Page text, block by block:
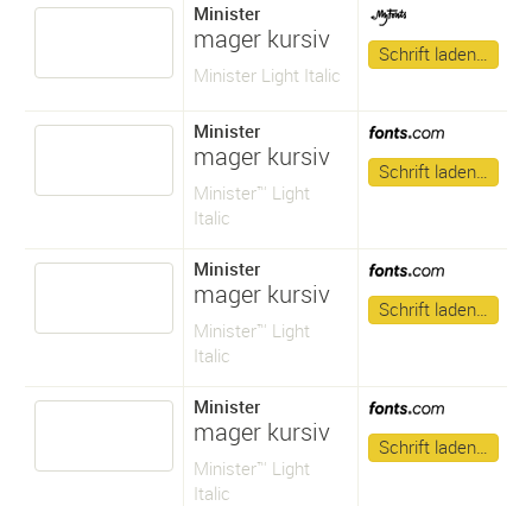
Minister
mager kursiv
Minister Light Italic
Schrift laden…
Minister
mager kursiv
Minister™ Light
Italic
Schrift laden…
Minister
mager kursiv
Minister™ Light
Italic
Schrift laden…
Minister
mager kursiv
Minister™ Light
Italic
Schrift laden…